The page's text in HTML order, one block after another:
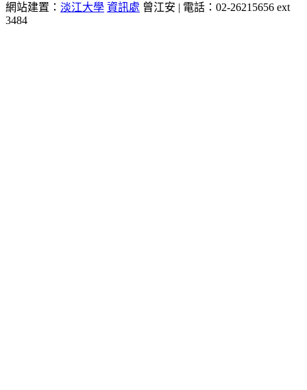
網站建置： 淡江大學 資訊處 曾江安 | 電話：02-26215656 ext
3484